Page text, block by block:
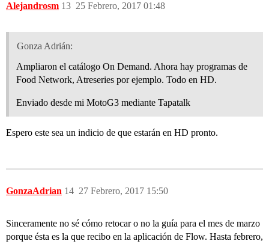
Alejandrosm 25 Febrero, 2017 01:48
13
Gonza Adrián:
Ampliaron el catálogo On Demand. Ahora hay programas de
Food Network, Atreseries por ejemplo. Todo en HD.
Enviado desde mi MotoG3 mediante Tapatalk
Espero este sea un indicio de que estarán en HD pronto.
GonzaAdrian 27 Febrero, 2017 15:50
14
Sinceramente no sé cómo retocar o no la guía para el mes de marzo
porque ésta es la que recibo en la aplicación de Flow. Hasta febrero,